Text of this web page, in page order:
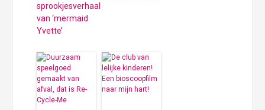
sprookjesverhaal
van ‘mermaid
Yvette’